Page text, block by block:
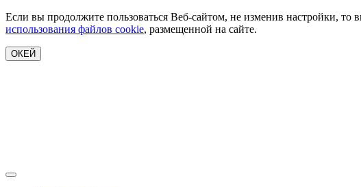
Если вы продолжите пользоваться Веб-сайтом, не изменив настройки, то
использования файлов cookie, размещенной на сайте.
ОКЕЙ